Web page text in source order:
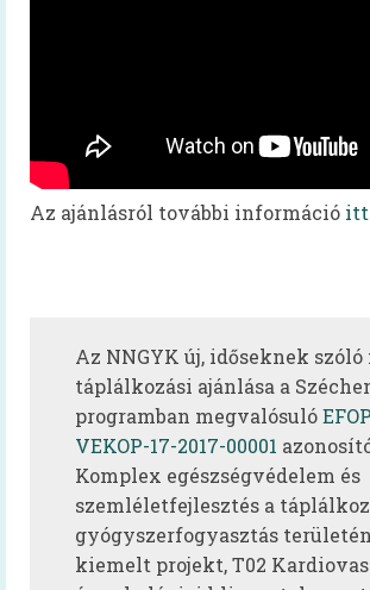
Az egészséges is lehet finom!
Magyarország TOP 50
menzaétele
Cikkek
Oktatás
HAPPY-hét
A HAPPY-hétről
HAPPY-hét – Letölthető
Az ajánlásról további információ itt
Az NNGYK új, időseknek
táplálkozási ajánlása a
programban megvalósuló
VEKOP-17-2017-00001
Komplex egészségvédelem és
szemléletfejlesztés a
gyógyszerfogyasztás
kiemelt projekt, T02